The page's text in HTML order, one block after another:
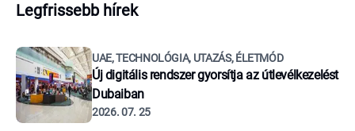
Legfrissebb hírek
UAE, TECHNOLÓGIA, UTAZÁS, ÉLETMÓD
Új digitális rendszer gyorsítja az útlevélkezelést
Dubaiban
2026. 07. 25